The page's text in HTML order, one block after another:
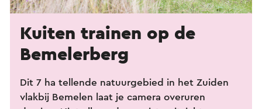
Kuiten trainen op de
Bemelerberg
Dit 7 ha tellende natuurgebied in het Zuiden
vlakbij Bemelen laat je camera overuren